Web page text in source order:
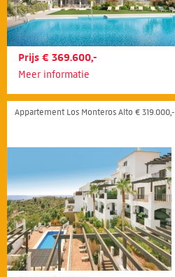
Prijs € 369.600,-
Meer informatie
Appartement Los Monteros Alto € 319.000,-